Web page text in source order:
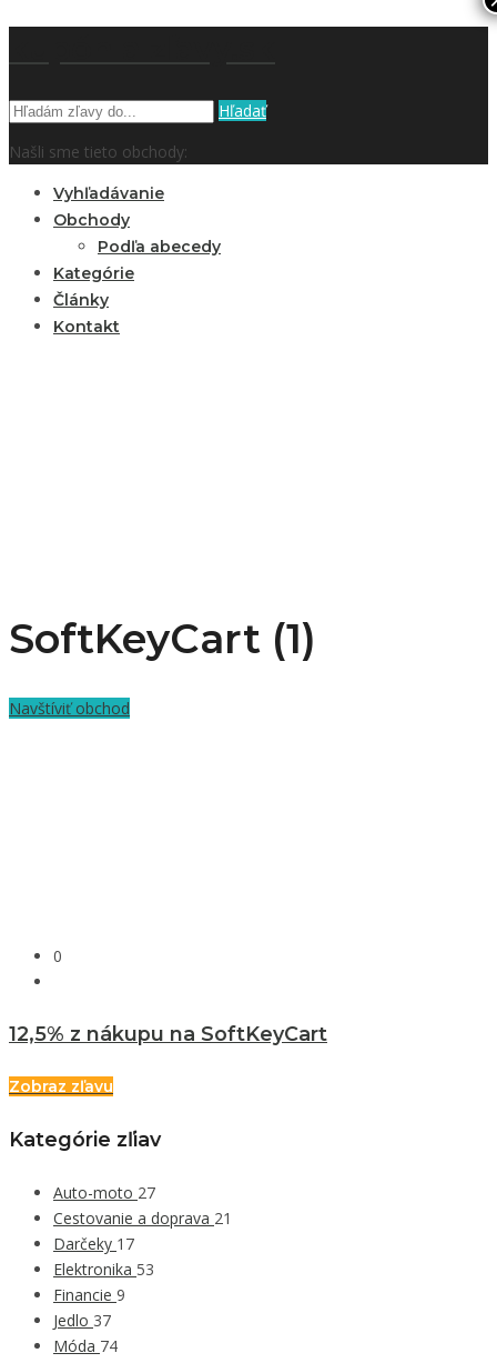
Hľadať
Našli sme tieto obchody:
Vyhľadávanie
Obchody
Podľa abecedy
Kategórie
Články
Kontakt
SoftKeyCart (1)
Navštíviť obchod
0
12,5% z nákupu na SoftKeyCart
Zobraz zľavu
Kategórie zľiav
Auto-moto 27
Cestovanie a doprava 21
Darčeky 17
Elektronika 53
Financie 9
Jedlo 37
Móda 74